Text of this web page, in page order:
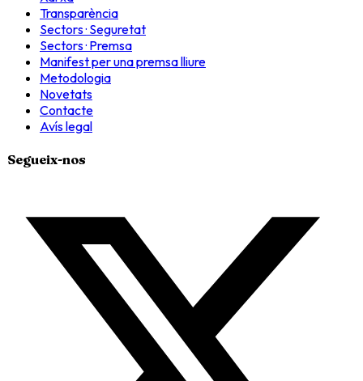
Transparència
Sectors · Seguretat
Sectors · Premsa
Manifest per una premsa lliure
Metodologia
Novetats
Contacte
Avís legal
Segueix-nos